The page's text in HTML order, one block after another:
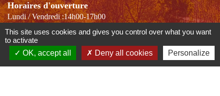
Horaires d'ouverture
Lundi / Vendredi :14h00-17h00
This site uses cookies and gives you control over what you want
to activate
OK, accept all
Deny all cookies Personalize